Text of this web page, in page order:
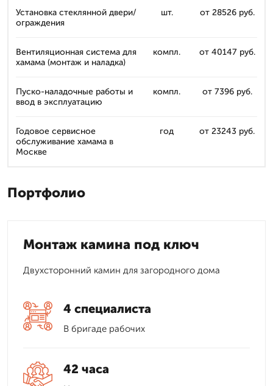
Установка стеклянной двери/
ограждения
шт. от 28526 руб.
Вентиляционная система для
хамама (монтаж и наладка)
компл. от 40147 руб.
Пуско-наладочные работы и
ввод в эксплуатацию
компл. от 7396 руб.
Годовое сервисное
обслуживание хамама в
Москве
год от 23243 руб.
Портфолио
Монтаж камина под ключ
Двухсторонний камин для загородного дома
4 специалиста
В бригаде рабочих
42 часа